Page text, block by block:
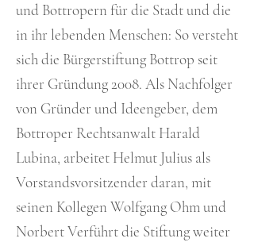
und Bottropern für die Stadt und die
in ihr lebenden Menschen: So versteht
sich die Bürgerstiftung Bottrop seit
ihrer Gründung 2008. Als Nachfolger
von Gründer und Ideengeber, dem
Bottroper Rechtsanwalt Harald
Lubina, arbeitet Helmut Julius als
Vorstandsvorsitzender daran, mit
seinen Kollegen Wolfgang Ohm und
Norbert Verführt die Stiftung weiter